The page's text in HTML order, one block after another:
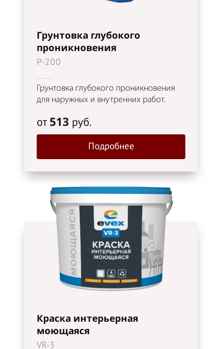
Грунтовка глубокого
проникновения
P-200
Грунтовка глубокого проникновения
для наружных и внутренних работ.
от 513 руб.
Подробнее
Краска интерьерная
моющаяся
VR-3